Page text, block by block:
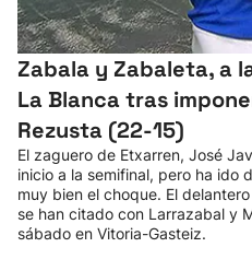
Zabala y Zabaleta, a
La Blanca tras
Rezusta (22-15)
El zaguero de Etxarren, José
inicio a la semifinal, pero ha ido
muy bien el choque. El
se han citado con Larrazabal y
sábado en Vitoria-Gasteiz.